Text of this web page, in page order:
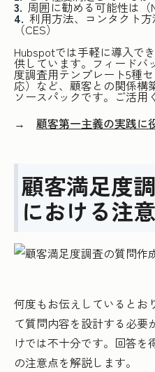
周囲に勧める可能性は（
利用方法、コンタクト
（CES）
Hubspotでは手軽に導入で
供しています。フィードバ
度調査用テンプレート5種
応）など、顧客との関係構
ソースパックです。ご活用
→ 顧客第一主義の実践に
顧客満足度
における注
何度もお伝えしているとお
て質問内容を設計する必要
けでは不十分です。回答を
の注意点を解説します。